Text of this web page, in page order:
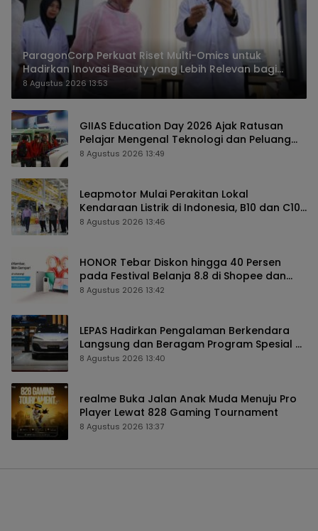
ParagonCorp Perkuat Riset Multi-Omics untuk
Hadirkan Inovasi Beauty yang Lebih Relevan bagi
Masyarakat Indonesia
8 Agustus 2026 13:53
GIIAS Education Day 2026 Ajak Ratusan
Pelajar Mengenal Teknologi dan Peluang
Karier Industri Otomotif
8 Agustus 2026 13:49
Leapmotor Mulai Perakitan Lokal
Kendaraan Listrik di Indonesia, B10 dan C10
Jadi Model Perdana
8 Agustus 2026 13:46
HONOR Tebar Diskon hingga 40 Persen
pada Festival Belanja 8.8 di Shopee dan
TikTok Shop
8 Agustus 2026 13:42
LEPAS Hadirkan Pengalaman Berkendara
Langsung dan Beragam Program Spesial di
GIIAS 2026
8 Agustus 2026 13:40
realme Buka Jalan Anak Muda Menuju Pro
Player Lewat 828 Gaming Tournament
8 Agustus 2026 13:37